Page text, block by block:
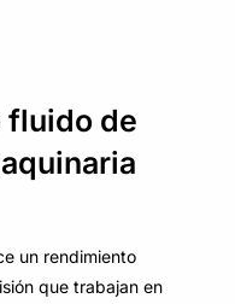
fluido de
un rendimiento
que trabajan en